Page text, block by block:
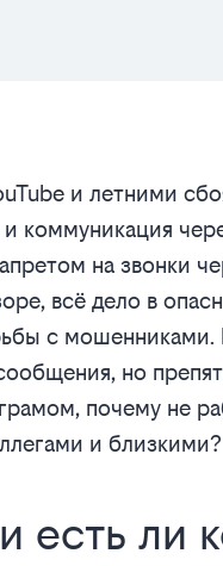
и летними
и коммуникация
на звонки
всё дело в
с мошенниками.
но
почему не
и близкими?
есть ли